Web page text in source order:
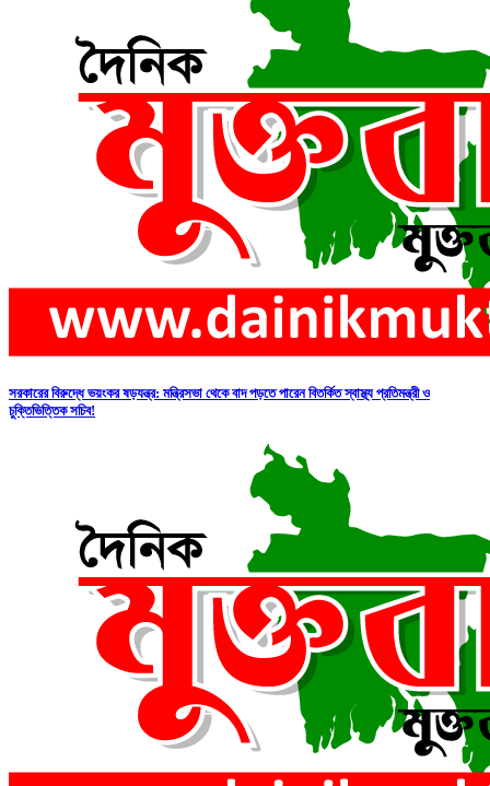
সরকারের বিরুদ্ধে ভয়ংকর ষড়যন্ত্র: মন্ত্রিসভা থেকে বাদ পড়তে পারেন বিতর্কিত স্বাস্থ্য প্রতিমন্ত্রী ও
চুক্তিভিত্তিক সচিব!